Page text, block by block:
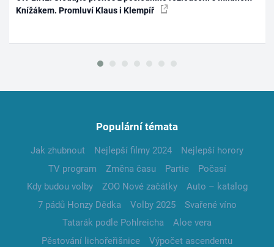
Knížákem. Promluví Klaus i Klempíř
Populární témata
Jak zhubnout Nejlepší filmy 2024
Nejlepší horory
TV program
Změna času Partie
Počasí
Kdy budou volby
ZOO Nové začátky
Auto – katalog
7 pádů Honzy Dědka
Volby 2025
Svařené víno
Tatarák podle Pohlreicha
Aloe vera
Pěstování lichořeřišnice
Výpočet ascendentu